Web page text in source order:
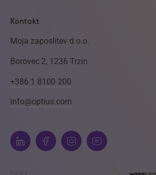
Kontakt
Moja zaposlitev d.o.o.
Borovec 2, 1236 Trzin
+386 1 8100 200
info@optius.com